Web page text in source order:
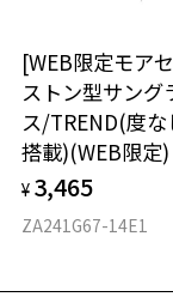
紫外線も99.9％以上
グリーン系のカラー
風景を楽しめるので
【スタイリングポイ
シンプルなボストン
を選ばず、アウトド
仕上がり寸法
D 仕上がりの横幅
E 仕上がりの縦幅
安心2 視
視力の変化
力測定をお
安心3 か
オンラインスト
実店舗で度付きに
ご購入時に「レン
度数を測定のうえ
料交換いただけま
詳しくはこちら
[WEB限定モア
ストン型サング
ス/TREND(度
搭載)(WEB限定)
¥ 3,465
ZA241G67-14E1